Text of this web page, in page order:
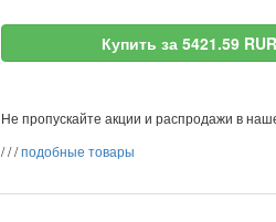
Купить за 5421.59 RUR
Не пропускайте акции и распродажи в
///подобные товары